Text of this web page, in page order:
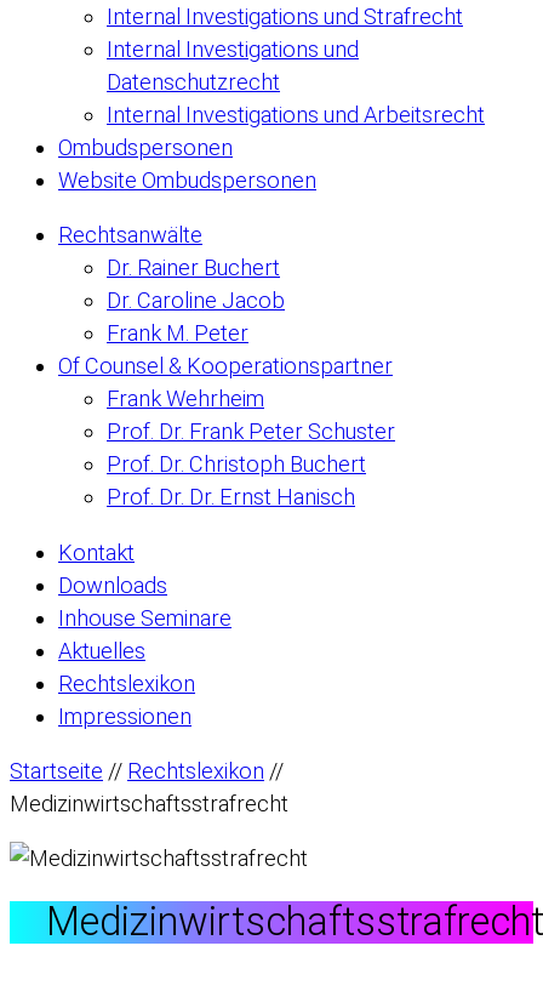
Internal Investigations und Strafrecht
Internal Investigations und
Datenschutzrecht
Internal Investigations und Arbeitsrecht
Ombudspersonen
Website Ombudspersonen
Rechtsanwälte
Dr. Rainer Buchert
Dr. Caroline Jacob
Frank M. Peter
Of Counsel & Kooperationspartner
Frank Wehrheim
Prof. Dr. Frank Peter Schuster
Prof. Dr. Christoph Buchert
Prof. Dr. Dr. Ernst Hanisch
Kontakt
Downloads
Inhouse Seminare
Aktuelles
Rechtslexikon
Impressionen
Startseite // Rechtslexikon //
Medizinwirtschaftsstrafrecht
Medizinwirtschaftsstrafrecht